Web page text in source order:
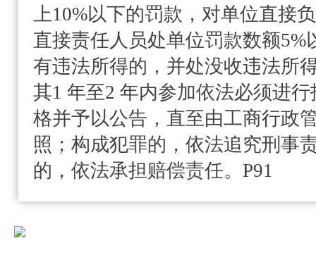
上10%以下的罚款，对单位直接
直接责任人员处单位罚款数额5%
有违法所得的，并处没收违法所
其1 年至2 年内参加依法必须进
格并予以公告，直至由工商行政
照；构成犯罪的，依法追究刑事
的，依法承担赔偿责任。P91